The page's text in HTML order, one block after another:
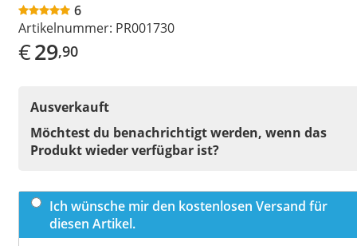
6
Artikelnummer: PR001730
€29,90
Ausverkauft
Möchtest du benachrichtigt werden, wenn das
Produkt wieder verfügbar ist?
Ich wünsche mir den kostenlosen Versand für
diesen Artikel.